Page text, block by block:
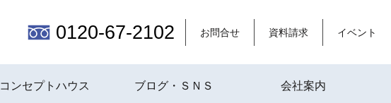
0120-67-2102 お問合せ 資料請求 イベント
コンセプトハウス ブログ・ＳＮＳ 会社案内